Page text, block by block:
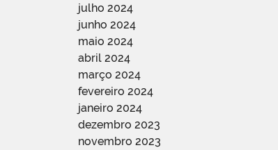
julho 2024
junho 2024
maio 2024
abril 2024
março 2024
fevereiro 2024
janeiro 2024
dezembro 2023
novembro 2023